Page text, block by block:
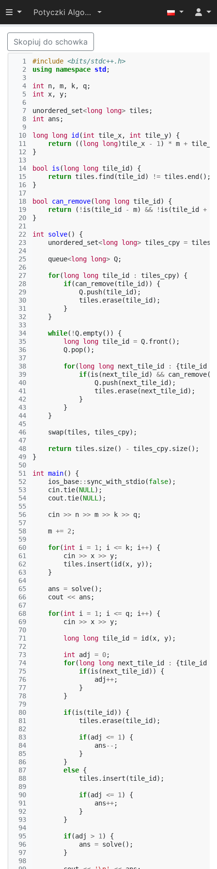
Przełącz widoczność menu
Potyczki Algorytmiczne 2025
Skopiuj do schowka
  1
  2
  3
  4
  5
  6
  7
  8
  9
10
11
12
13
14
15
16
17
18
19
20
21
22
23
24
25
26
27
28
29
30
31
32
33
34
35
36
37
38
39
40
41
42
43
44
45
46
47
48
49
50
51
52
53
54
55
56
57
58
59
60
61
62
63
64
65
66
67
68
69
70
71
72
73
74
75
76
77
78
79
80
81
82
83
84
85
86
87
88
89
90
91
92
93
94
95
96
97
98
#include <bits/stdc++.h>
using namespace std ;
int n, m, k, q;
int
x, y;
unordered_set<long long> tiles ;
int
ans ;
long long id (int tile_x, int tile_y)
{
return
((long long)tile_x - 1 ) * m + tile_y
}
bool is (long long tile_id )
{
return tiles . find (tile_id ) != tiles . end ();
}
bool can_remove(long long tile_id )
{
return
( ! is (tile_id - m) && ! is (tile_id +
}
int solve()
{
unordered_set<long long> tiles_cpy = tiles
queue<long long> Q;
for(long long tile_id : tiles_cpy)
{
if(can_remove(tile_id ))
{
Q. push(tile_id );
tiles . erase(tile_id );
}
}
while( !Q. empty())
{
long long tile_id = Q. front ();
Q. pop();
for(long long next_tile_id : {tile_id
if(is (next_tile_id ) && can_remove(
Q. push(next_tile_id );
tiles . erase(next_tile_id );
}
}
}
swap(tiles , tiles_cpy);
return tiles . size() - tiles_cpy. size();
}
int main()
{
ios_base:: sync_with_stdio(false);
cin.tie(NULL );
cout .tie(NULL );
cin >> n >> m >> k >> q;
m += 2 ;
for(int i = 1 ; i <= k; i++)
{
cin >> x >> y;
tiles . insert (id (x, y));
}
ans = solve();
cout << ans ;
for(int i = 1 ; i <= q; i++)
{
cin >> x >> y;
long long tile_id = id (x, y);
int adj = 0;
for(long long next_tile_id : {tile_id
if(is (next_tile_id ))
{
adj++;
}
}
if(is (tile_id ))
{
tiles . erase(tile_id );
if(adj <= 1 )
{
ans-- ;
}
}
else {
tiles . insert (tile_id );
if(adj <= 1 )
{
ans++;
}
}
if(adj > 1 )
{
ans = solve();
}